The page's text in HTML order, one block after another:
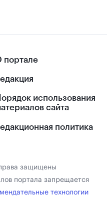
портале
использования
сайта
политика
защищены
портала запрещается
технологии